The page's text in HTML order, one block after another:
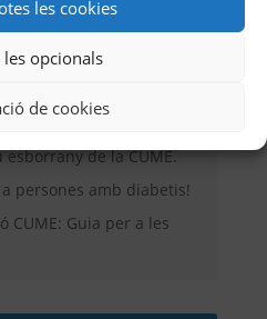
les cookies
les opcionals
de cookies
la incorporació de
centres educatius
de la CUME.
persones amb diabetis!
CUME: Guia per a les